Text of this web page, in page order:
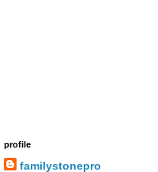
profile
familystonepro